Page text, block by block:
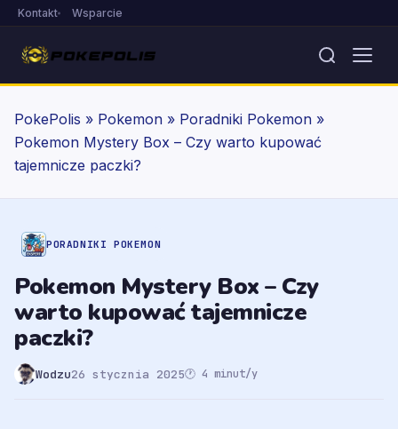
Kontakt Wsparcie
PokePolis » Pokemon » Poradniki Pokemon »
Pokemon Mystery Box – Czy warto kupować
tajemnicze paczki?
PORADNIKI POKEMON
Pokemon Mystery Box – Czy
warto kupować tajemnicze
paczki?
Wodzu26 stycznia 2025🕐 4 minut/y